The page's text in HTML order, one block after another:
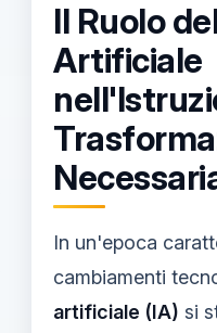
Il Ruolo
Artificiale
In un'epoca
cambiamenti
artificiale (IA) si